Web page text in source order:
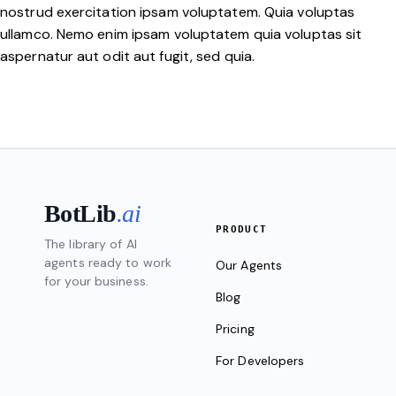
nostrud exercitation ipsam voluptatem. Quia voluptas
ullamco. Nemo enim ipsam voluptatem quia voluptas sit
aspernatur aut odit aut fugit, sed quia.
BotLib.ai
The library of AI
agents ready to work
for your business.
PRODUCT
Our Agents
Blog
Pricing
For Developers